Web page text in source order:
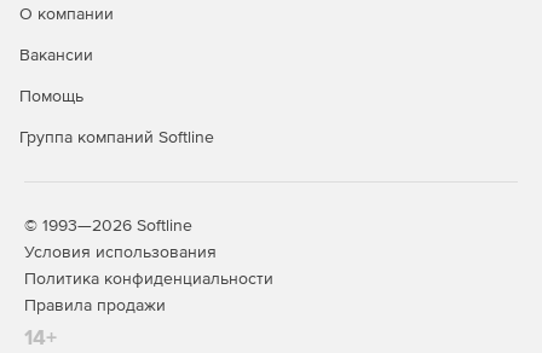
строительных ресурсов, добавлена информация о
нормативных базах и в локальных сметах,
возможность индексации ресурсов в локальной смете
поддержка вложений, поддержка настроек
безопасности (защита паролем, разрешённые
операции);
О компании
Вакансии
Помощь
Группа компаний Softline
© 1993—2026 Softline
Условия использования
Политика конфиденциальности
Правила продажи
14+